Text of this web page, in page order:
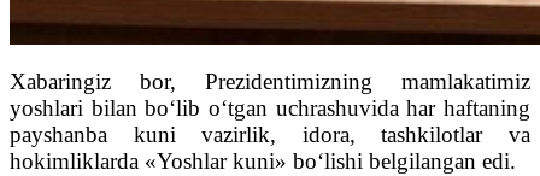
Xabaringiz bor, Prezidentimizning mamlakatimiz
yoshlari bilan bo‘lib o‘tgan uchrashuvida har haftaning
payshanba kuni vazirlik, idora, tashkilotlar va
hokimliklarda «Yoshlar kuni» bo‘lishi belgilangan edi.